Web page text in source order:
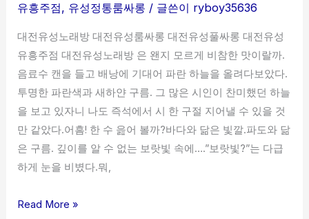
유흥주점, 유성정통룸싸롱 / 글쓴이 ryboy35636
대전유성노래방 대전유성룸싸롱 대전유성풀싸롱 대전유성
유흥주점 대전유성노래방 은 왠지 모르게 비참한 맛이랄까.
음료수 캔을 들고 배낭에 기대어 파란 하늘을 올려다보았다.
투명한 파란색과 새하얀 구름. 그 많은 시인이 찬미했던 하늘
을 보고 있자니 나도 즉석에서 시 한 구절 지어낼 수 있을 것
만 같았다.어흠! 한 수 읊어 볼까?바다와 닮은 빛깔.파도와 닮
은 구름. 깊이를 알 수 없는 보랏빛 속에….”보랏빛?”는 다급
하게 눈을 비볐다.뭐,
Read More »